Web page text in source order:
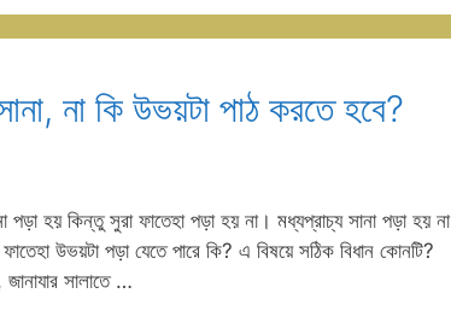
না কি উভয়টা পাঠ করতে হবে?
পড়া হয় কিন্তু সুরা ফাতেহা পড়া হয় না। মধ্যপ্রাচ্য সানা পড়া হয় না
উভয়টা পড়া যেতে পারে কি? এ বিষয়ে সঠিক বিধান কোনটি?
সালাতে …